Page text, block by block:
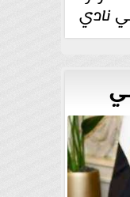
نادي